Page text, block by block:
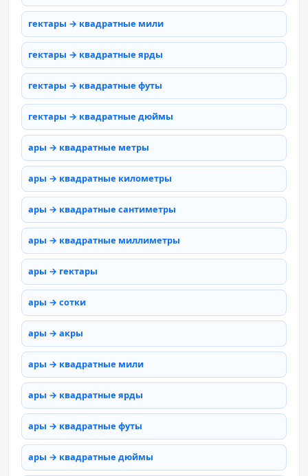
гектары → квадратные мили
гектары → квадратные ярды
гектары → квадратные футы
гектары → квадратные дюймы
ары → квадратные метры
ары → квадратные километры
ары → квадратные сантиметры
ары → квадратные миллиметры
ары → гектары
ары → сотки
ары → акры
ары → квадратные мили
ары → квадратные ярды
ары → квадратные футы
ары → квадратные дюймы